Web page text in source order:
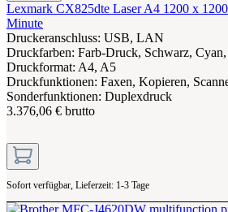
Lexmark CX825dte Laser A4 1200 x
Minute
Druckeranschluss: USB, LAN
Druckfarben: Farb-Druck, Schwarz,
Druckformat: A4, A5
Druckfunktionen: Faxen, Kopieren,
Sonderfunktionen: Duplexdruck
3.376,06 € brutto
Sofort verfügbar, Lieferzeit: 1-3 Tage